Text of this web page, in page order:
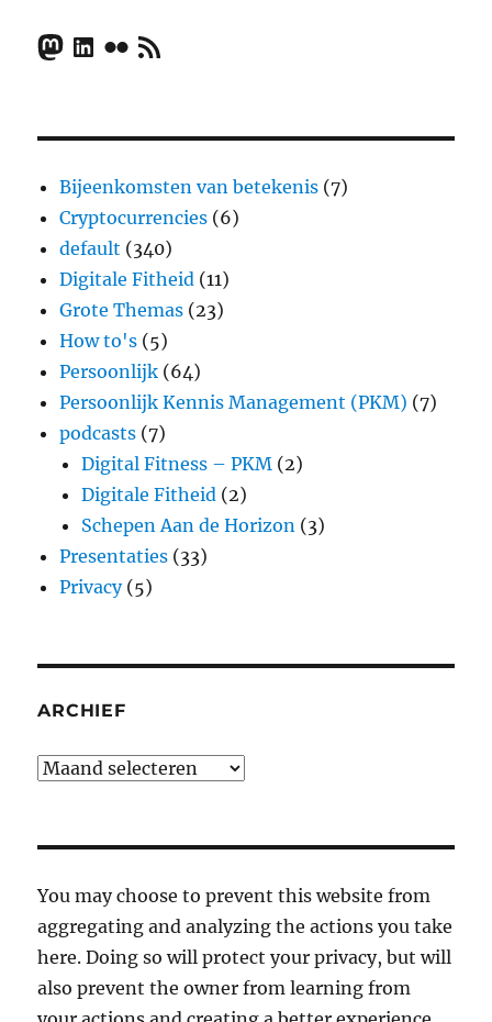
Mastodon
LinkedIn
FlickrRSS Feed
Bijeenkomsten van betekenis (7)
Cryptocurrencies (6)
default (340)
Digitale Fitheid (11)
Grote Themas (23)
How to's (5)
Persoonlijk (64)
Persoonlijk Kennis Management (PKM) (7)
podcasts (7)
Digital Fitness – PKM (2)
Digitale Fitheid (2)
Schepen Aan de Horizon (3)
Presentaties (33)
Privacy(5)
ARCHIEF
Archief
You may choose to prevent this website from
aggregating and analyzing the actions you take
here. Doing so will protect your privacy, but will
also prevent the owner from learning from